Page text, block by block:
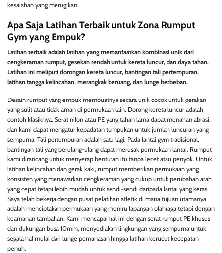
kesalahan yang merugikan.
Apa Saja Latihan Terbaik untuk Zona Rumput
Gym yang Empuk?
Latihan terbaik adalah latihan yang memanfaatkan kombinasi unik dari
cengkeraman rumput, gesekan rendah untuk kereta luncur, dan daya tahan.
Latihan ini meliputi dorongan kereta luncur, bantingan tali pertempuran,
latihan tangga kelincahan, merangkak beruang, dan lunge berbeban.
Desain rumput yang empuk membuatnya secara unik cocok untuk gerakan
yang sulit atau tidak aman di permukaan lain. Dorong kereta luncur adalah
contoh klasiknya. Serat nilon atau PE yang tahan lama dapat menahan abrasi,
dan kami dapat mengatur kepadatan tumpukan untuk jumlah luncuran yang
sempurna. Tali pertempuran adalah satu lagi. Pada lantai gym tradisional,
bantingan tali yang berulang-ulang dapat merusak permukaan lantai. Rumput
kami dirancang untuk menyerap benturan itu tanpa lecet atau penyok. Untuk
latihan kelincahan dan gerak kaki, rumput memberikan permukaan yang
konsisten yang menawarkan cengkeraman yang cukup untuk perubahan arah
yang cepat tetapi lebih mudah untuk sendi-sendi daripada lantai yang keras.
Saya telah bekerja dengan pusat pelatihan atletik di mana tujuan utamanya
adalah menciptakan permukaan yang meniru lapangan olahraga tetapi dengan
keamanan tambahan. Kami mencapai hal ini dengan serat rumput PE khusus
dan dukungan busa 10mm, menyediakan lingkungan yang sempurna untuk
segala hal mulai dari lunge pemanasan hingga latihan kerucut kecepatan
penuh.